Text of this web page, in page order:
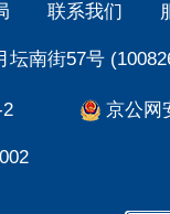
局 联系我们
坛南街57号
京公网